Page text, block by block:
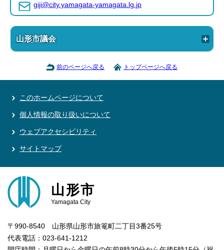
giji@city.yamagata-yamagata.lg.jp
山形市議会
前のページへ戻る トップページへ戻る
このホームページについて
個人情報の取り扱いについて
ウェブアクセシビリティ
サイトマップ
山形市
Yamagata City
〒990-8540 山形県山形市旅篭町二丁目3番25号
代表電話：023-641-1212